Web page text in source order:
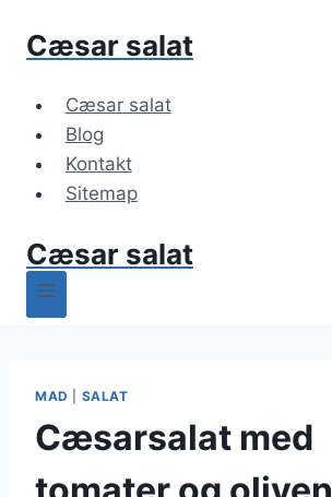
Cæsar salat
Cæsar salat
Blog
Kontakt
Sitemap
Cæsar salat
MAD SALAT
Cæsarsalat med